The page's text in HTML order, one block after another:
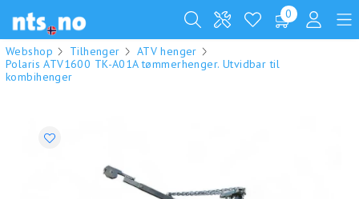
0
Webshop Tilhenger
ATV henger
Polaris ATV1600 TK-A01A tømmerhenger. Utvidbar til
kombihenger